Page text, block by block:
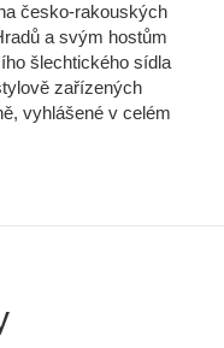
česko-rakouských
a svým hostům
šlechtického sídla
zařízených
vyhlášené v celém